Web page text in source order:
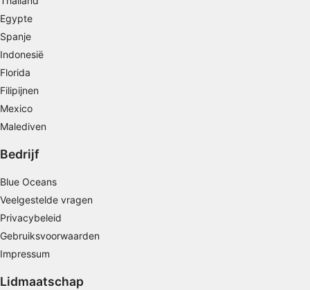
Egypte
Spanje
Indonesië
Florida
Filipijnen
Mexico
Malediven
Bedrijf
Blue Oceans
Veelgestelde vragen
Privacybeleid
Gebruiksvoorwaarden
Impressum
Lidmaatschap
gepersonaliseerde advertenties
Profielen gebruiken voor de selectie van
gepersonaliseerde advertenties
Profielen aanmaken ter personalisatie van
Profielen gebruiken ter selectie van
Contentprestaties meten
Publieksgroepen begrijpen aan de hand van
statistieken of combinaties van gegevens uit
verschillende bronnen
Diensten ontwikkelen en verbeteren